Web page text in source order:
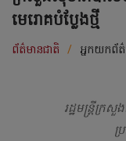
មេរោគបំប្លែងថ្មី
ព័ត៌មានជាតិ / អ្នកយកព័ត៌
រដ្ឋមន្ត្រីក្
ប្